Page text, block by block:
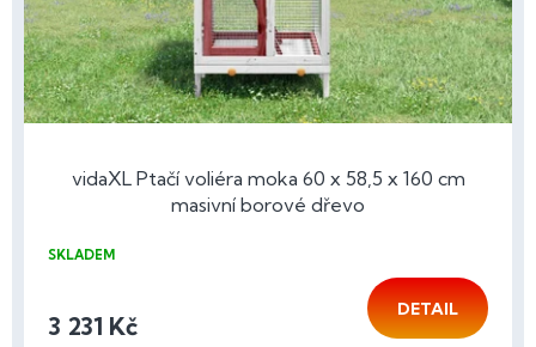
vidaXL Ptačí voliéra moka 60 x 58,5 x 160 cm
masivní borové dřevo
SKLADEM
3 231 Kč
DETAIL